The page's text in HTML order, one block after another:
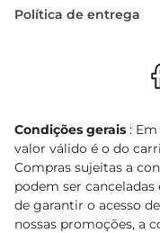
Política de entrega
Condições gerais :
valor válido é o do
Compras sujeitas a
podem ser
de garantir o acesso
nossas promoções, a